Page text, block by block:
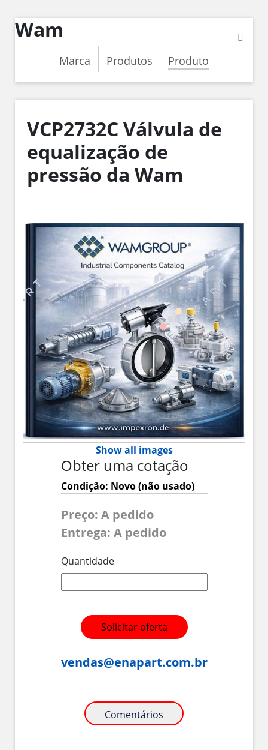
Wam
Marca Produtos Produto
VCP2732C Válvula de
equalização de
pressão da Wam
Show all images
Obter uma cotação
Condição: Novo (não usado)
Preço: A pedido
Entrega: A pedido
Quantidade
Solicitar oferta
vendas@enapart.com.br
Comentários